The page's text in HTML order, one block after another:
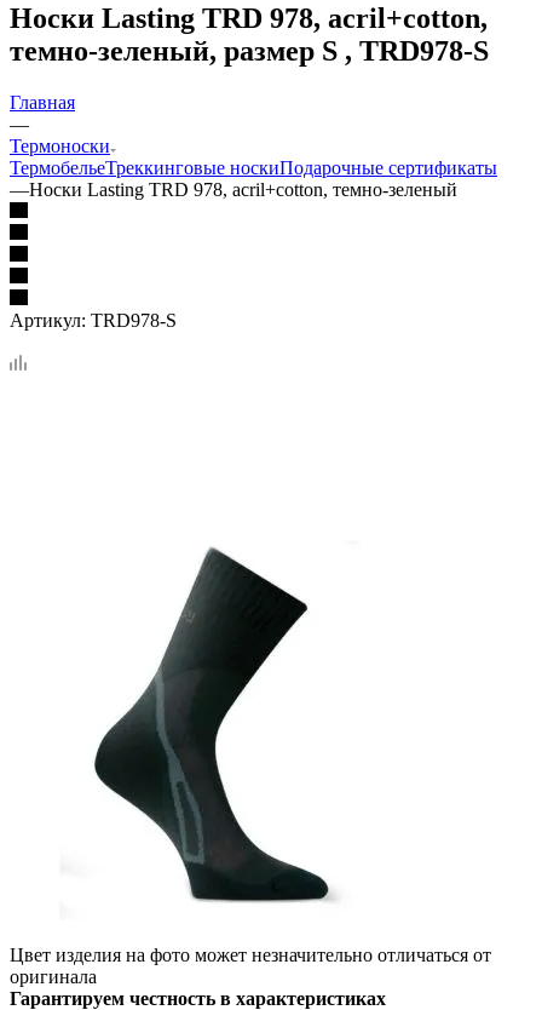
Носки Lasting TRD 978, acril+cotton,
темно-зеленый, размер S , TRD978-S
Главная
—
Термоноски
ТермобельеТреккинговые носкиПодарочные сертификаты
—Носки Lasting TRD 978, acril+cotton, темно-зеленый
Артикул: TRD978-S
Цвет изделия на фото может незначительно отличаться от
оригинала
Гарантируем честность в характеристиках